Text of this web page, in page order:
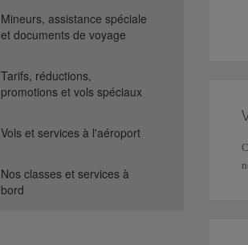
Mineurs, assistance spéciale
et documents de voyage
Tarifs, réductions,
promotions et vols spéciaux
Vols et services à l'aéroport
Nos classes et services à
bord